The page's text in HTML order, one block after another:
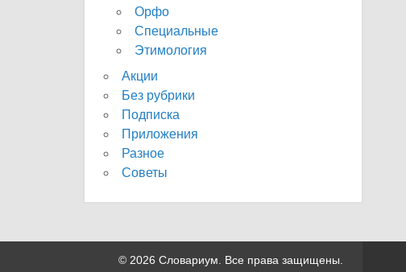
Орфо
Специальные
Этимология
Акции
Без рубрики
Подписка
Приложения
Разное
Советы
© 2026 Словариум. Все права защищены.